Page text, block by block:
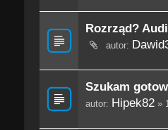
Rozrząd?
autor:
Szukam
autor: Hipek82»